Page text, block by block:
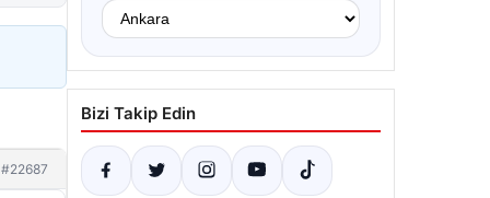
#22687
Bizi Takip Edin